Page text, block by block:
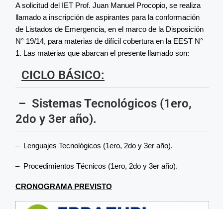
A solicitud del IET Prof. Juan Manuel Procopio, se realiza
llamado a inscripción de aspirantes para la conformación
de Listados de Emergencia, en el marco de la Disposición
N° 19/14, para materias de difícil cobertura en la EEST N°
1. Las materias que abarcan el presente llamado son:
CICLO BÁSICO:
– Sistemas Tecnológicos (1ero,
2do y 3er año).
– Lenguajes Tecnológicos (1ero, 2do y 3er año).
– Procedimientos Técnicos (1ero, 2do y 3er año).
CRONOGRAMA PREVISTO